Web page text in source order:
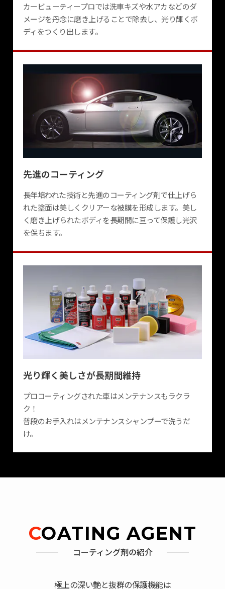
カービューティープロでは洗車キズや水アカなどのダ
メージを丹念に磨き上げることで除去し、光り輝くボ
ディをつくり出します。
先進のコーティング
長年培われた技術と先進のコーティング剤で仕上げら
れた塗面は美しくクリアーな被膜を形成します。美し
く磨き上げられたボディを長期間に亘って保護し光沢
を保ちます。
光り輝く美しさが長期間維持
プロコーティングされた車はメンテナンスもラクラ
ク！
普段のお手入れはメンテナンスシャンプーで洗うだ
け。
コーティング剤の紹介
COATING AGENT
極上の深い艶と抜群の保護機能は